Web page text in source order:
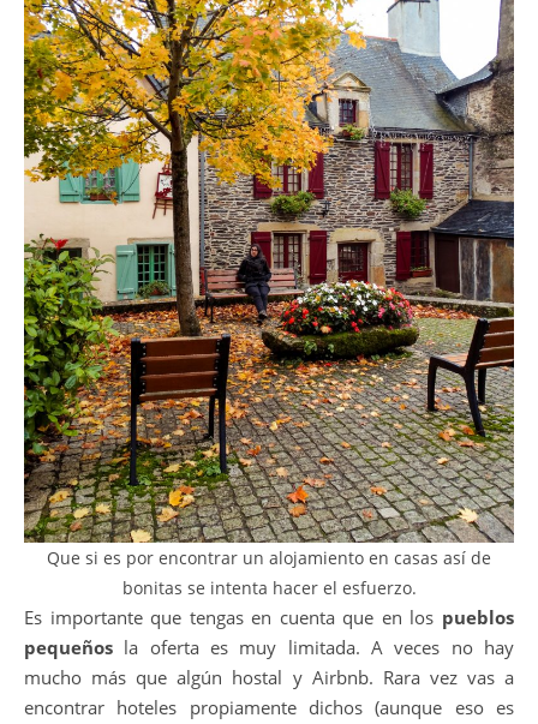
Que si es por encontrar un alojamiento en casas así de
bonitas se intenta hacer el esfuerzo.
Es importante que tengas en cuenta que en los pueblos
pequeños la oferta es muy limitada. A veces no hay
mucho más que algún hostal y Airbnb. Rara vez vas a
encontrar hoteles propiamente dichos (aunque eso es